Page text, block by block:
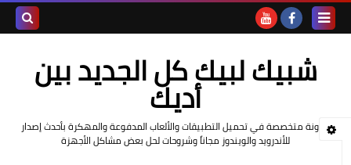
المدونةشبيك لبيك كل الجديد بين
أديك
مدونة متخصصة في تحميل التطبيقات والألعاب المدفوعة والمهكرة بأحدث إصدار
للأندرويد والويندوز مجاناً وشروحات لحل بعض مشاكل الأجهزة